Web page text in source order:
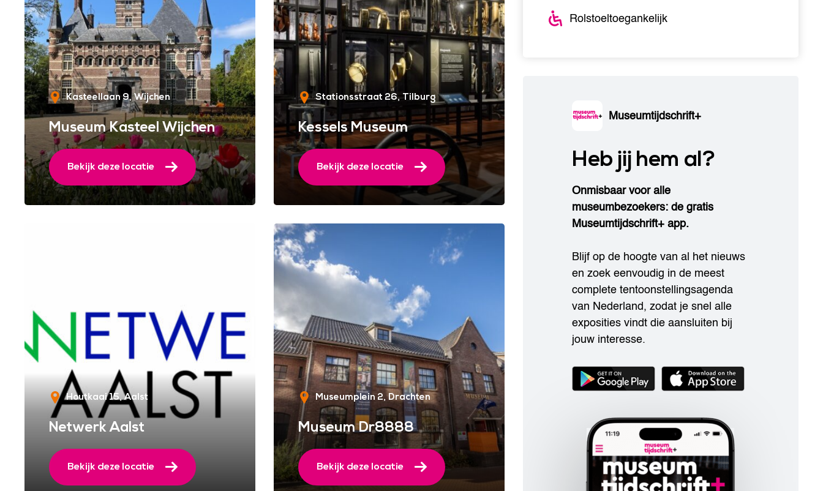
Kasteellaan 9 Wijchen
Museum Kasteel Wijchen
Bekijk deze locatie
Stationsstraat 26 Tilburg
Kessels Museum
Bekijk deze locatie
Houtkaai 15 Aalst
Netwerk Aalst
Bekijk deze locatie
Museumplein 2 Drachten
Museum Dr8888
Bekijk deze locatie
Rolstoeltoegankelijk
Museumtijdschrift+
Heb jij hem al?
Onmisbaar voor alle
museumbezoekers: de gratis
Museumtijdschrift+ app.
Blijf op de hoogte van al het nieuws
en zoek eenvoudig in de meest
complete tentoonstellingsagenda
van Nederland, zodat je snel alle
exposities vindt die aansluiten bij
jouw interesse.